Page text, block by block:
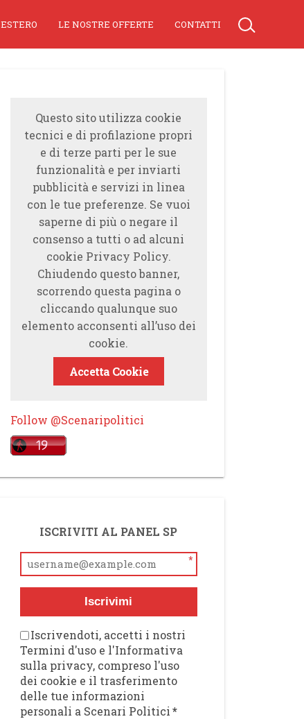
ESTERO LE NOSTRE OFFERTE CONTATTI
Questo sito utilizza cookie
tecnici e di profilazione propri
e di terze parti per le sue
funzionalità e per inviarti
pubblicità e servizi in linea
con le tue preferenze. Se vuoi
saperne di più o negare il
consenso a tutti o ad alcuni
cookie Privacy Policy.
Chiudendo questo banner,
scorrendo questa pagina o
cliccando qualunque suo
elemento acconsenti all’uso dei
cookie.
Accetta Cookie
Follow @Scenaripolitici
ISCRIVITI AL PANEL SP
*
Iscrivimi
Iscrivendoti, accetti i nostri
Termini d'uso e l'Informativa
sulla privacy, compreso l'uso
dei cookie e il trasferimento
delle tue informazioni
personali a Scenari Politici*